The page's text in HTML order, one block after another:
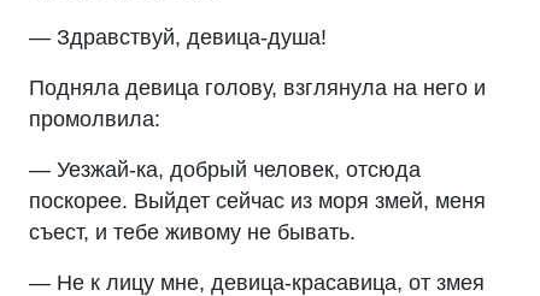
— Здравствуй, девица-душа!
Подняла девица голову, взглянула на него и
промолвила:
— Уезжай-ка, добрый человек, отсюда
поскорее. Выйдет сейчас из моря змей, меня
съест, и тебе живому не бывать.
— Не к лицу мне, девица-красавица, от змея